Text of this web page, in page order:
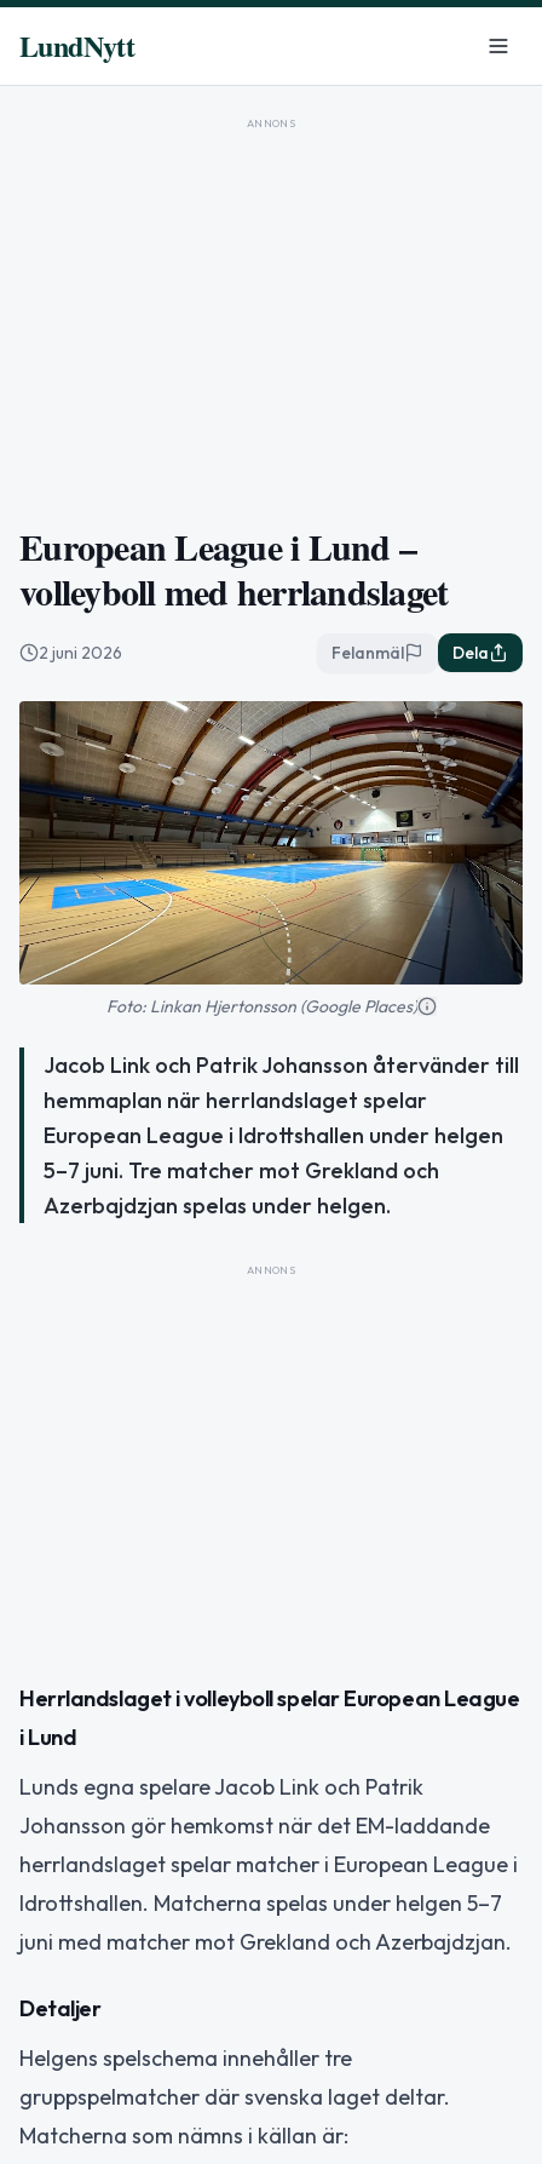
LundNytt
ANNONS
European League i Lund –
volleyboll med herrlandslaget
2 juni 2026 Felanmäl Dela
Foto: Linkan Hjertonsson (Google Places)
Jacob Link och Patrik Johansson återvänder till
hemmaplan när herrlandslaget spelar
European League i Idrottshallen under helgen
5–7 juni. Tre matcher mot Grekland och
Azerbajdzjan spelas under helgen.
ANNONS
Herrlandslaget i volleyboll spelar European League
i Lund
Lunds egna spelare Jacob Link och Patrik
Johansson gör hemkomst när det EM-laddande
herrlandslaget spelar matcher i European League i
Idrottshallen. Matcherna spelas under helgen 5–7
juni med matcher mot Grekland och Azerbajdzjan.
Detaljer
Helgens spelschema innehåller tre
gruppspelmatcher där svenska laget deltar.
Matcherna som nämns i källan är: